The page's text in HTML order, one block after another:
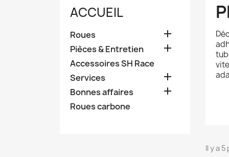
ACCUEIL
Roues 
Pièces & Entretien 
Accessoires SH Race
Services

Bonnes affaires 
Roues carbone
Il y a